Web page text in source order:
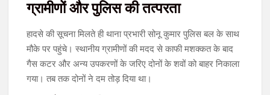
ग्रामीणों और पुलिस की तत्परता
हादसे की सूचना मिलते ही थाना प्रभारी सोनू कुमार पुलिस बल के साथ
मौके पर पहुंचे। स्थानीय ग्रामीणों की मदद से काफी मशक्कत के बाद
गैस कटर और अन्य उपकरणों के जरिए दोनों के शवों को बाहर निकाला
गया। तब तक दोनों ने दम तोड़ दिया था।